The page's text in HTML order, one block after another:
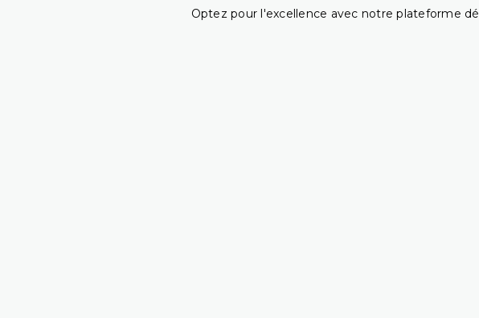
Optez pour l'excellence avec notre plateforme